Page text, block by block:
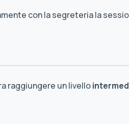
con la segreteria la
raggiungere un livello